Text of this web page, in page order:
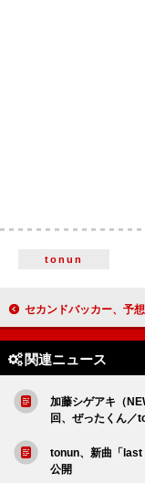
tonun
セカンドバッカー、予想外の展開を迎える「喧嘩す
関連ニュース
加藤シゲアキ（
回、ぜったくん／
tonun、新曲「last
公開